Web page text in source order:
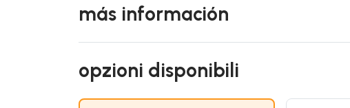
más información
opzioni disponibili